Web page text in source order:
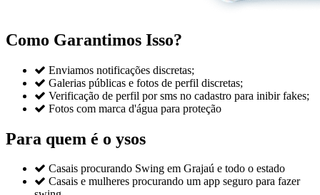
Como Garantimos Isso?
 Enviamos notificações discretas;
 Galerias públicas e fotos de perfil discretas;
 Verificação de perfil por sms no cadastro para inibir fakes;
 Fotos com marca d'água para proteção
Para quem é o ysos
 Casais procurando Swing em Grajaú e todo o estado
 Casais e mulheres procurando um app seguro para fazer